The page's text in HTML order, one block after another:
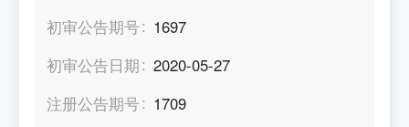
初审公告期号
1697
初审公告日期
2020-05-27
注册公告期号
1709